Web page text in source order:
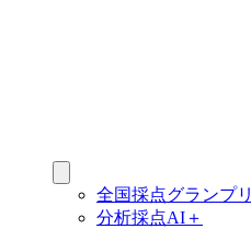
全国採点グランプリ
分析採点AI＋